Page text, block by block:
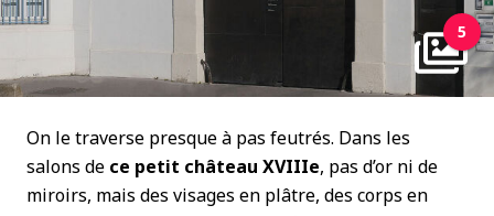
5
On le traverse presque à pas feutrés. Dans les
salons de ce petit château XVIIIe, pas d’or ni de
miroirs, mais des visages en plâtre, des corps en